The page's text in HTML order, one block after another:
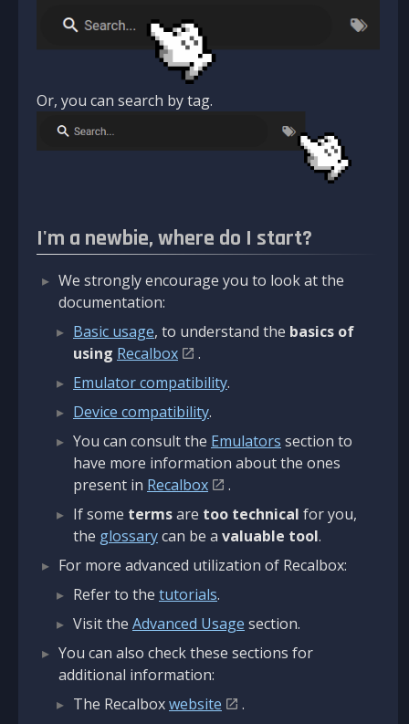
Or, you can search by tag.
I'm a newbie, where do I start?
We strongly encourage you to look at the
documentation:
Basic usage, to understand the basics of
using Recalbox
.
Emulator compatibility.
Device compatibility.
You can consult the Emulators section to
have more information about the ones
present in Recalbox
.
If some termsare too technical for you,
the glossarycan be a valuable tool.
For more advanced utilization of Recalbox:
Refer to the tutorials.
Visit the Advanced Usage section.
You can also check these sections for
additional information:
The Recalboxwebsite
.